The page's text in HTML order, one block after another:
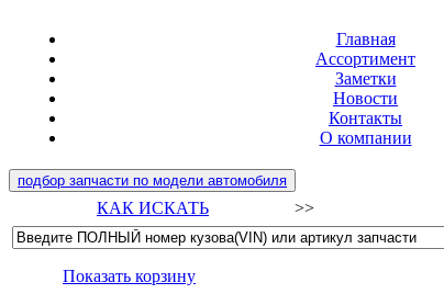
Главная
Ассортимент
Заметки
Новости
Контакты
О компании
подбор запчасти по модели автомобиля
КАК ИСКАТЬ >>
Показать корзину